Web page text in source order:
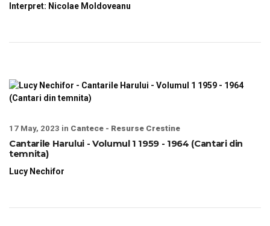
Interpret: Nicolae Moldoveanu
17 May, 2023 in Cantece - Resurse Crestine
Cantarile Harului - Volumul 1 1959 - 1964 (Cantari din
temnita)
Lucy Nechifor